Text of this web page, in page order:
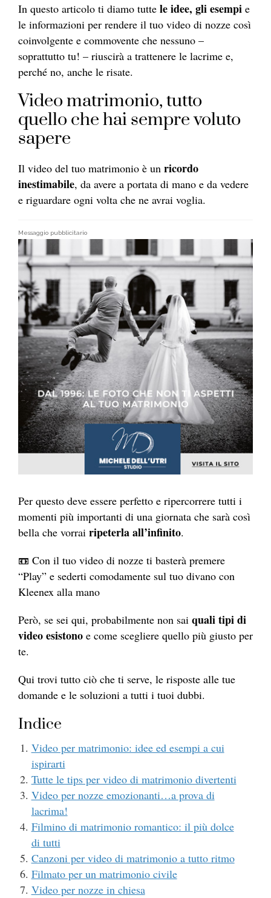
In questo articolo ti diamo tutte le idee, gli esempi e
le informazioni per rendere il tuo video di nozze così
coinvolgente e commovente che nessuno –
soprattutto tu! – riuscirà a trattenere le lacrime e,
perché no, anche le risate.
Video matrimonio, tutto
quello che hai sempre voluto
sapere
Il video del tuo matrimonio è un ricordo
inestimabile, da avere a portata di mano e da vedere
e riguardare ogni volta che ne avrai voglia.
Messaggio pubblicitario
Per questo deve essere perfetto e ripercorrere tutti i
momenti più importanti di una giornata che sarà così
bella che vorrai ripeterla all’infinito.
📼 Con il tuo video di nozze ti basterà premere
“Play” e sederti comodamente sul tuo divano con
Kleenex alla mano
Però, se sei qui, probabilmente non sai quali tipi di
video esistono e come scegliere quello più giusto per
te.
Qui trovi tutto ciò che ti serve, le risposte alle tue
domande e le soluzioni a tutti i tuoi dubbi.
Indice
Video per matrimonio: idee ed esempi a cui
ispirarti
Tutte le tips per video di matrimonio divertenti
Video per nozze emozionanti…a prova di
lacrima!
Filmino di matrimonio romantico: il più dolce
di tutti
Canzoni per video di matrimonio a tutto ritmo
Filmato per un matrimonio civile
Video per nozze in chiesa